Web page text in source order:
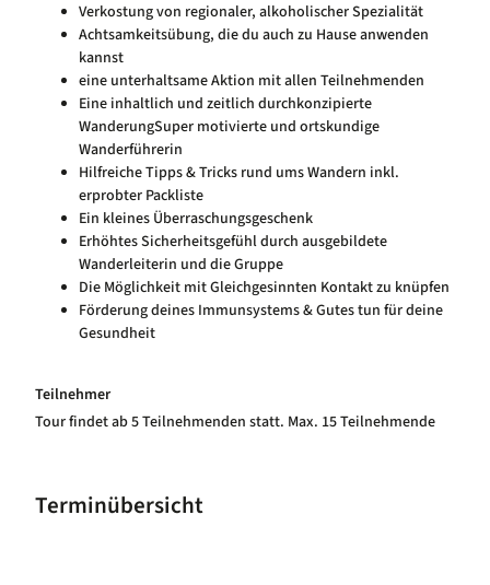
Verkostung von regionaler, alkoholischer Spezialität
Achtsamkeitsübung, die du auch zu Hause anwenden
kannst
eine unterhaltsame Aktion mit allen Teilnehmenden
Eine inhaltlich und zeitlich durchkonzipierte
WanderungSuper motivierte und ortskundige
Wanderführerin
Hilfreiche Tipps & Tricks rund ums Wandern inkl.
erprobter Packliste
Ein kleines Überraschungsgeschenk
Erhöhtes Sicherheitsgefühl durch ausgebildete
Wanderleiterin und die Gruppe
Die Möglichkeit mit Gleichgesinnten Kontakt zu knüpfen
Förderung deines Immunsystems & Gutes tun für deine
Gesundheit
Teilnehmer
Tour findet ab 5 Teilnehmenden statt. Max. 15 Teilnehmende
Terminübersicht